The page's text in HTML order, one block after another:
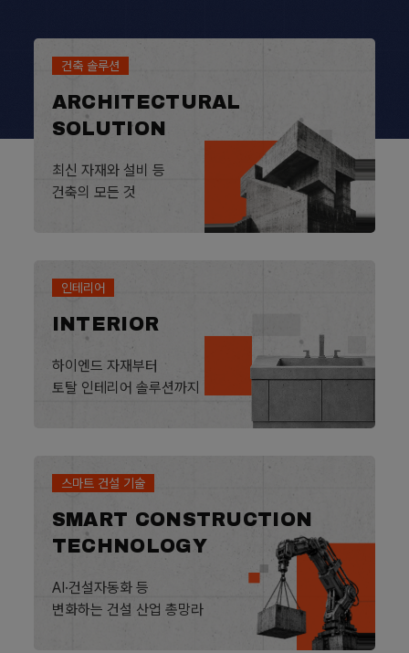
건축 솔루션
ARCHITECTURAL
SOLUTION
최신 자재와 설비 등
건축의 모든 것
인테리어
INTERIOR
하이엔드 자재부터
토탈 인테리어 솔루션까지
스마트 건설 기술
SMART CONSTRUCTION
TECHNOLOGY
AI·건설자동화 등
변화하는 건설 산업 총망라